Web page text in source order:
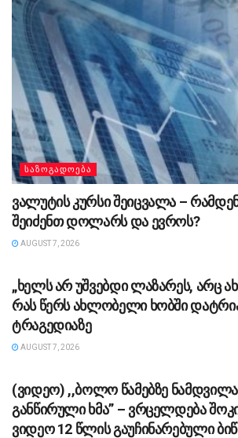
ᲡᲐᲖᲝᲒᲐᲓᲝᲔᲑᲐ
ვალუტის კურსი შეიცვალა –
შეიძენთ დოლარს და ევროს?
AUGUST 7, 2026
„ხელს არ უშვებდი ლაზარეს, არც
რას წერს ახლობელი ხობში
ტრაგედიაზე
AUGUST 7, 2026
(ვიდეო) ,,ბოლო წამებზე
განწირული ხმა” – ვრცელდება
ვიდეო 12 წლის გაუჩინარებული